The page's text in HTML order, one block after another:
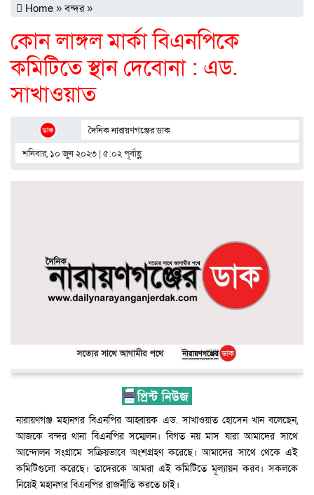
Home »বন্দর»
কোন লাঙ্গল মার্কা বিএনপিকে
কমিটিতে স্থান দেবোনা : এড.
সাখাওয়াত
দৈনিক নারায়ণগঞ্জের ডাক
শনিবার, ১০ জুন ২০২৩ | ৫:০২ পূর্বাহ্ণ
নারায়ণগঞ্জ মহানগর বিএনপির আহ্বায়ক এড. সাখাওয়াত হোসেন খান বলেছেন,
আজকে বন্দর থানা বিএনপির সম্মেলন। বিগত নয় মাস যারা আমাদের সাথে
আন্দোলন সংগ্রামে সক্রিয়ভাবে অংশগ্রহণ করেছে। আমাদের সাথে থেকে এই
কমিটিগুলো করেছে। তাদেরকে আমরা এই কমিটিতে মূল্যায়ন করব। সকলকে
নিয়েই মহানগর বিএনপির রাজনীতি করতে চাই।